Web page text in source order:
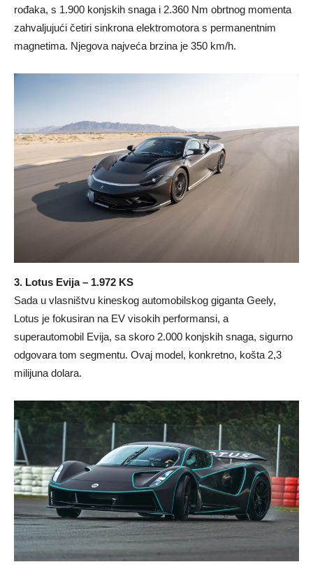
rođaka, s 1.900 konjskih snaga i 2.360 Nm obrtnog momenta
zahvaljujući četiri sinkrona elektromotora s permanentnim
magnetima. Njegova najveća brzina je 350 km/h.
3. Lotus Evija – 1.972 KS
Sada u vlasništvu kineskog automobilskog giganta Geely,
Lotus je fokusiran na EV visokih performansi, a
superautomobil Evija, sa skoro 2.000 konjskih snaga, sigurno
odgovara tom segmentu. Ovaj model, konkretno, košta 2,3
milijuna dolara.